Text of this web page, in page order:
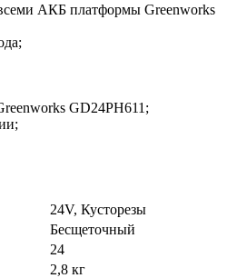
АКБ платформы Greenworks
GD24PH611;
24V, Кусторезы
Бесщеточный
24
2,8 кг